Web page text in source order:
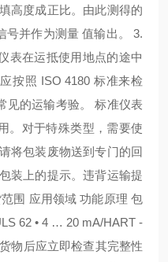
高度成正比。由此测得的
号并作为测量 值输出。 3.
表在运抵使用地点的途中
按照 ISO 4180 标准来检
见的运输考验。 标准仪表
。对于特殊类型，需要使
将包装废物送到专门的回
装上的提示。违背运输提
围 应用领域 功能原理 包
62 • 4 … 20 mA/HART -
物后应立即检查其完整性